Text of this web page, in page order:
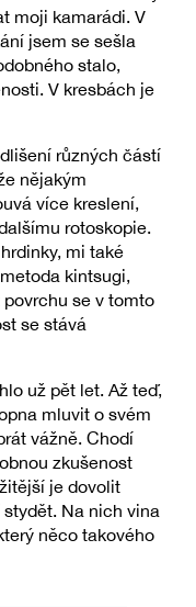
moji kamarádi. V
jsem se sešla
stalo,
V kresbách je
různých částí
nějakým
více kreslení,
rotoskopie.
mi také
kintsugi,
se v tomto
se stává
už pět let. Až teď,
mluvit o svém
vážně. Chodí
zkušenost
je dovolit
Na nich vina
něco takového